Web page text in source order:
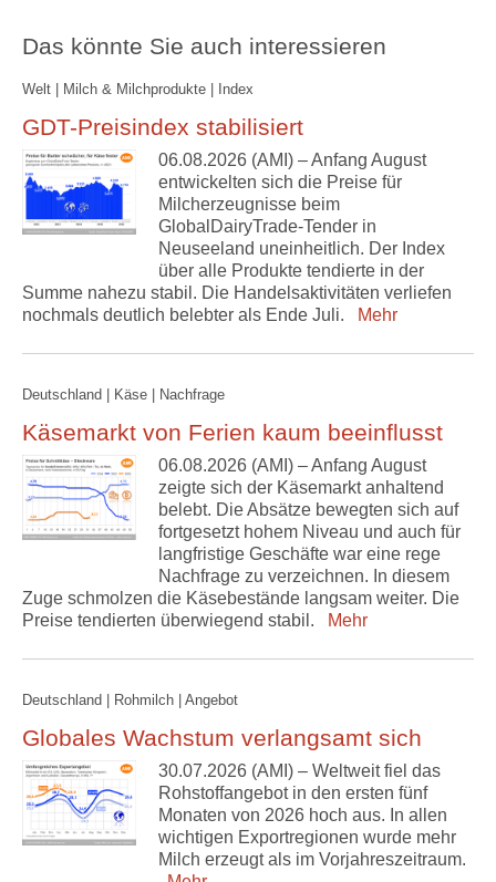
Das könnte Sie auch interessieren
Welt | Milch & Milchprodukte | Index
GDT-Preisindex stabilisiert
06.08.2026 (AMI) – Anfang August
entwickelten sich die Preise für
Milcherzeugnisse beim
GlobalDairyTrade-Tender in
Neuseeland uneinheitlich. Der Index
über alle Produkte tendierte in der
Summe nahezu stabil. Die Handelsaktivitäten verliefen
nochmals deutlich belebter als Ende Juli.
Mehr
Deutschland | Käse | Nachfrage
Käsemarkt von Ferien kaum beeinflusst
06.08.2026 (AMI) – Anfang August
zeigte sich der Käsemarkt anhaltend
belebt. Die Absätze bewegten sich auf
fortgesetzt hohem Niveau und auch für
langfristige Geschäfte war eine rege
Nachfrage zu verzeichnen. In diesem
Zuge schmolzen die Käsebestände langsam weiter. Die
Preise tendierten überwiegend stabil.
Mehr
Deutschland | Rohmilch | Angebot
Globales Wachstum verlangsamt sich
30.07.2026 (AMI) – Weltweit fiel das
Rohstoffangebot in den ersten fünf
Monaten von 2026 hoch aus. In allen
wichtigen Exportregionen wurde mehr
Milch erzeugt als im Vorjahreszeitraum.